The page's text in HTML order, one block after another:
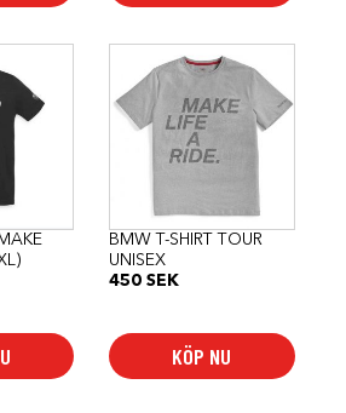
BMW T-SHIRT TOUR
UNISEX
450 SEK
KÖP NU
produkten
har
flera
varianter.
alternativen
kan
väljas
på
produktsidan